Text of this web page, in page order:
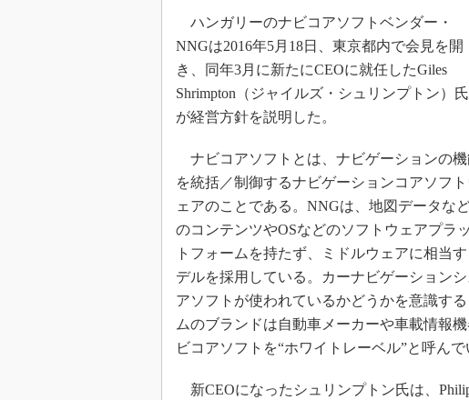
ハンガリーのナビコアソフトベンダー・
NNGは2016年5月18日、東京都内で会見を開
き、同年3月に新たにCEOに就任したGiles
Shrimpton（ジャイルズ・シュリンプトン）氏
が経営方針を説明した。
ナビコアソフトとは、ナビゲーションの
を統括／制御するナビゲーションコアソフト
ェアのことである。NNGは、地図データな
のコンテンツやOSなどのソフトウェアプラッ
トフォームを持たず、ミドルウェアに相当
デルを採用している。カーナビゲーション
アソフトが使われているかどうかを意識す
ムのブランドは自動車メーカーや車載情報
ビコアソフトを“ホワイトレーベル”と呼んで
新CEOになったシュリンプトン氏は、